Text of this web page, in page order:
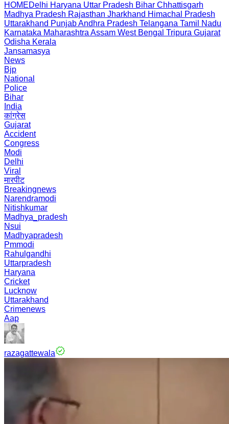
HOMEDelhi Haryana Uttar Pradesh Bihar Chhattisgarh
Madhya Pradesh Rajasthan Jharkhand Himachal Pradesh
Uttarakhand PunjabAndhra Pradesh Telangana Tamil Nadu
Karnataka Maharashtra Assam West Bengal Tripura Gujarat
Odisha Kerala
Jansamasya
News
Bjp
National
Police
Bihar
India
कांग्रेस
Gujarat
Accident
Congress
Modi
Delhi
Viral
मारपीट
Breakingnews
Narendramodi
Nitishkumar
Madhya_pradesh
Nsui
Madhyapradesh
Pmmodi
Rahulgandhi
Uttarpradesh
Haryana
Cricket
Lucknow
Uttarakhand
Crimenews
Aap
razagattewala